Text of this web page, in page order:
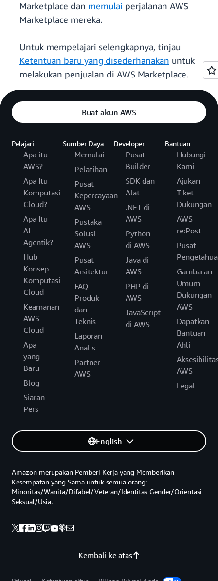
Marketplace dan memulai perjalanan AWS
Marketplace mereka.
Untuk mempelajari selengkapnya, tinjau
Ketentuan baru yang disederhanakan untuk
melakukan penjualan di AWS Marketplace.
Buat akun AWS
Pelajari
Apa itu
AWS?
Apa Itu
Komputasi
Cloud?
Apa Itu
AI
Agentik?
Hub
Konsep
Komputasi
Cloud
Keamanan
AWS
Cloud
Apa
yang
Baru
Blog
Siaran
Pers
Sumber Daya
Memulai
Pelatihan
Pusat
Kepercayaan
AWS
Pustaka
Solusi
AWS
Pusat
Arsitektur
FAQ
Produk
dan
Teknis
Laporan
Analis
Partner
AWS
Developer
Pusat
Builder
SDK dan
Alat
.NET di
AWS
Python
di AWS
Java di
AWS
PHP di
AWS
JavaScript
di AWS
Bantuan
Hubungi
Kami
Ajukan
Tiket
Dukungan
AWS
re:Post
Pusat
Gambaran
Umum
Dukungan
AWS
Dapatkan
Bantuan
Ahli
AWS
Legal
English
Kembali ke atas
Amazon merupakan Pemberi Kerja yang Memberikan
Kesempatan yang Sama untuk semua orang:
Minoritas/Wanita/Difabel/Veteran/Identitas Gender/Orientasi
Seksual/Usia.